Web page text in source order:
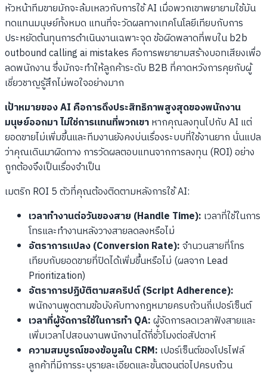
หัวหน้าทีมขายมักจะล้มเหลวกับการใช้ AI เมื่อพวกเขาพยายามใช้มัน
ทดแทนมนุษย์ทั้งหมด แทนที่จะวัดผลทางเทคโนโลยีเทียบกับการ
ประหยัดต้นทุนการดำเนินงานเฉพาะจุด ข้อผิดพลาดที่พบใน b2b
outbound calling ai mistakes คือการพยายามสร้างบอทเสียงเพื่อ
ลดพนักงาน ซึ่งมักจะทำให้ลูกค้าระดับ B2B ที่คาดหวังการคุยกับผู้
เชี่ยวชาญรู้สึกไม่พอใจอย่างมาก
เป้าหมายของ AI คือการดึงประสิทธิภาพสูงสุดของพนักงาน
มนุษย์ออกมา ไม่ใช่การแทนที่พวกเขาหากคุณลงทุนไปกับ AI แต่
ยอดขายไม่เพิ่มขึ้นและทีมงานยังคงบ่นเรื่องระบบที่ใช้งานยาก นั่นแปล
ว่าคุณเดินมาผิดทาง การวัดผลตอบแทนจากการลงทุน (ROI) อย่าง
ถูกต้องจึงเป็นเรื่องจำเป็น
เมตริก ROI 5 ตัวที่คุณต้องติดตามหลังการใช้ AI:
เวลาทำงานต่อวันของสาย (Handle Time): เวลาที่ใช้ในการ
โทรและทำงานหลังวางสายลดลงหรือไม่
อัตราการแปลง (Conversion Rate):จำนวนสายที่โทร
เทียบกับยอดขายที่ปิดได้เพิ่มขึ้นหรือไม่ (ผลจาก Lead
Prioritization)
อัตราการปฏิบัติตามสคริปต์ (Script Adherence):
พนักงานพูดตามข้อบังคับทางกฎหมายครบถ้วนกี่เปอร์เซ็นต์
เวลาที่ผู้จัดการใช้ในการทำ QA:ผู้จัดการลดเวลาฟังสายและ
เพิ่มเวลาไปสอนงานพนักงานได้กี่ชั่วโมงต่อสัปดาห์
ความสมบูรณ์ของข้อมูลใน CRM: เปอร์เซ็นต์ของโปรไฟล์
ลูกค้าที่มีการระบุรายละเอียดและขั้นตอนต่อไปครบถ้วน